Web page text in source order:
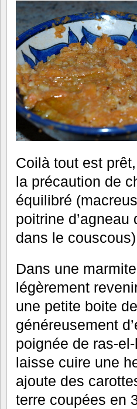
Coilà tout est
la précaution de
équilibré
poitrine
dans le
Dans une
légèrement
une petite boite
généreusement
poignée de ras-
laisse cuire une
ajoute des
terre coupées en